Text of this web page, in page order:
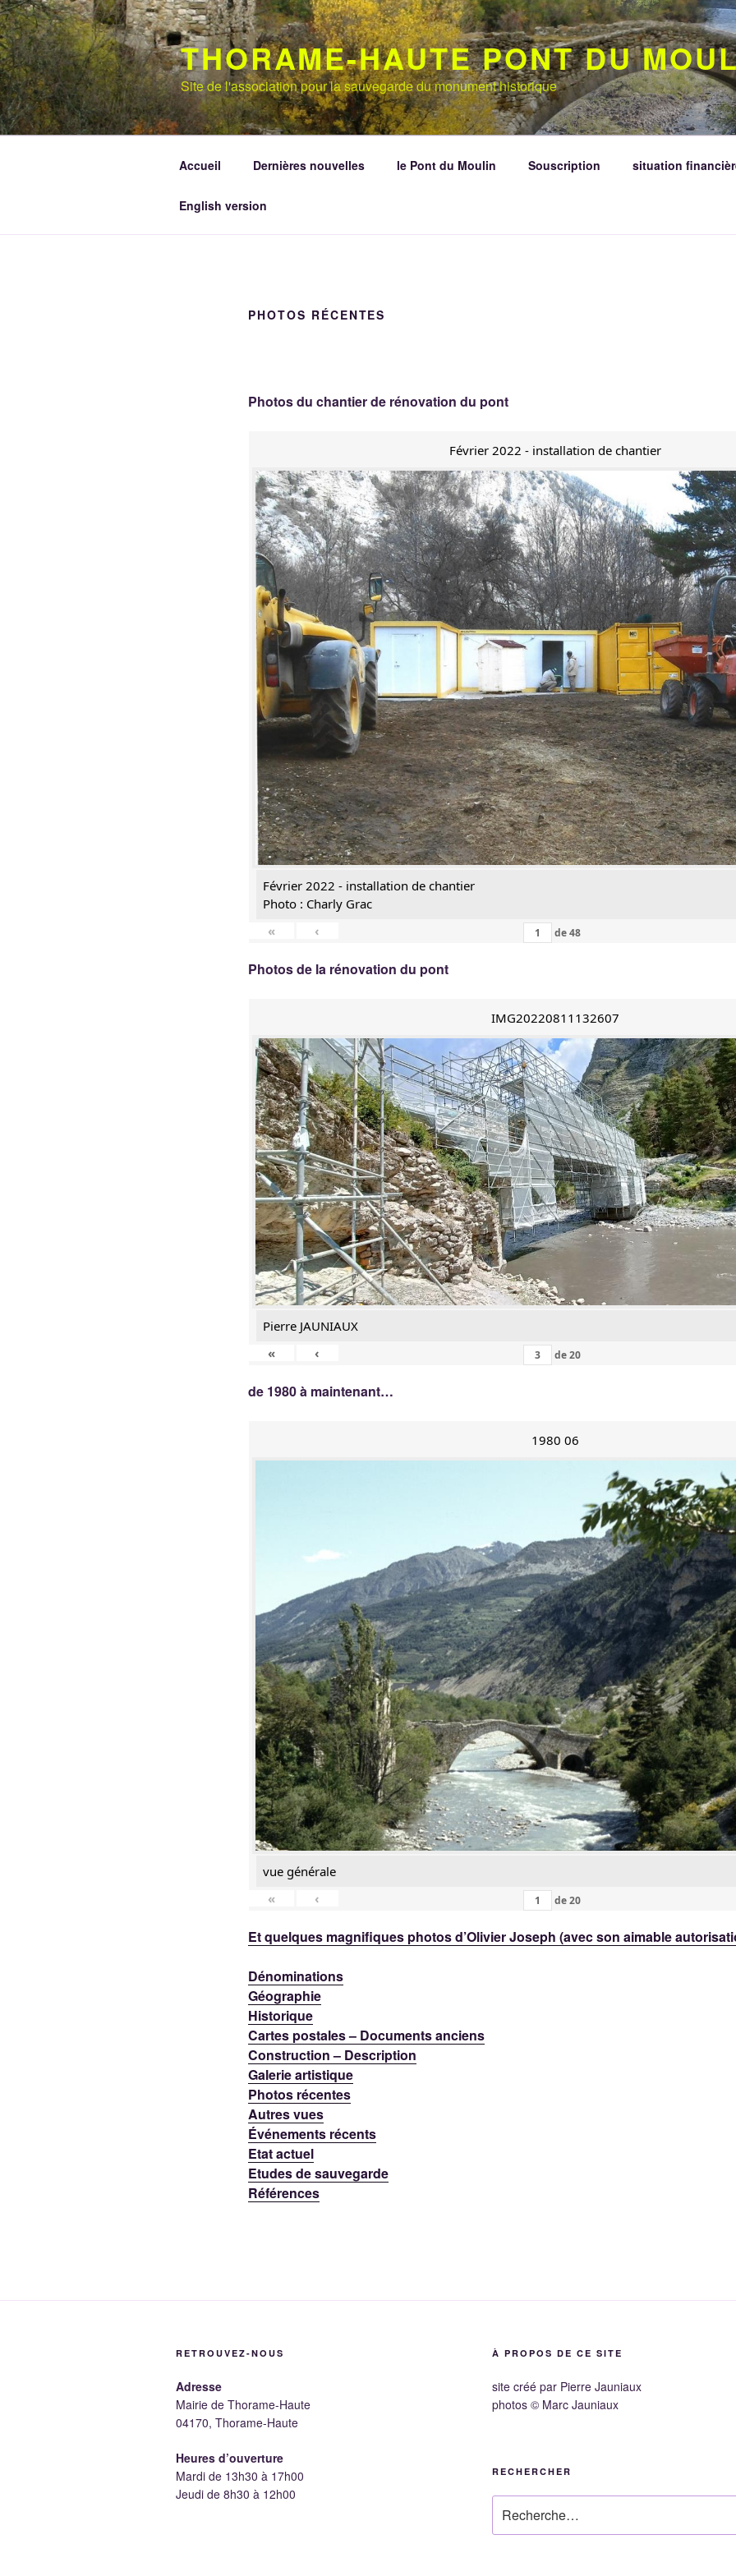
Aller
au
contenu
principal
THORAME-HAUTE PONT DU
Site de l'association pour la sauvegarde du monument historique
Accueil Dernières nouvelles le Pont du Moulin Souscription situation
English version
PHOTOS RÉCENTES
Photos du chantier de rénovation du pont
Février 2022 - installation de chantier
Février 2022 - installation de chantier
Photo : Charly Grac
«
‹ de48
Photos de la rénovation du pont
IMG20220811132607
Pierre JAUNIAUX
«
‹ de20
de 1980 à maintenant…
1980 06
vue générale
«
‹ de20
Et quelques magnifiques photos d’Olivier Joseph (avec son aimable
Dénominations
Géographie
Historique
Cartes postales – Documents anciens
Construction – Description
Galerie artistique
Photos récentes
Autres vues
Événements récents
Etat actuel
Etudes de sauvegarde
Références
RETROUVEZ-NOUS
Adresse
Mairie de Thorame-Haute
04170, Thorame-Haute
Heures d’ouverture
Mardi de 13h30 à 17h00
Jeudi de 8h30 à 12h00
À PROPOS DE CE SITE
site créé par Pierre Jauniaux
photos © Marc Jauniaux
RECHERCHER
pour
: